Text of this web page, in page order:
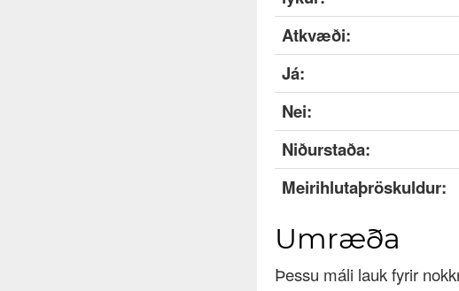
Atkvæði:
Já:
Nei:
Niðurstaða:
Meirihlutaþröskuldur:
Umræða
Þessu máli lauk fyrir